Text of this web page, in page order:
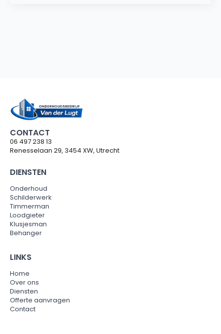
CONTACT
06 497 238 13
Renesselaan 29, 3454 XW, Utrecht
DIENSTEN
Onderhoud
Schilderwerk
Timmerman
Loodgieter
Klusjesman
Behanger
LINKS
Home
Over ons
Diensten
Offerte aanvragen
Contact